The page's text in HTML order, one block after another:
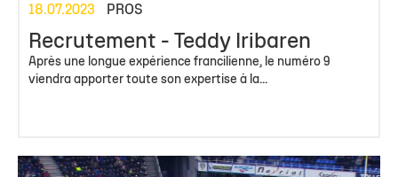
18.07.2023 PROS
Recrutement - Teddy Iribaren
Après une longue expérience francilienne, le numéro 9
viendra apporter toute son expertise à la...